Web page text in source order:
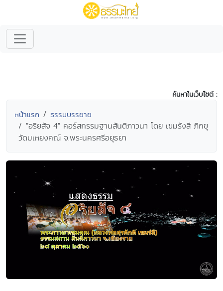
ค้นหาในเว็บไซต์ :
หน้าแรก ธรรมบรรยาย
"อริยสัจ 4" คอร์สกรรมฐานสันติภาวนา โดย เขมรังสี ภิกขุ
วัดมเหยงคณ์ จ.พระนครศรีอยุธยา